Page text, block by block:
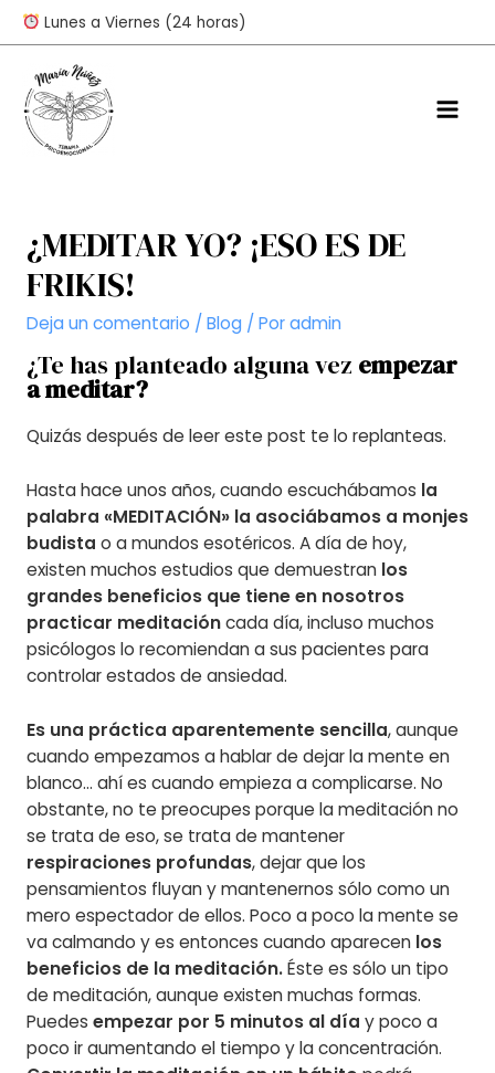
contenido
Lunes a Viernes (24 horas)
¿MEDITAR YO? ¡ESO ES DE
FRIKIS!
Deja un comentario / Blog / Poradmin
¿Te has planteado alguna vez empezar
a meditar?
Quizás después de leer este post te lo replanteas.
Hasta hace unos años, cuando escuchábamos la
palabra «MEDITACIÓN» la asociábamos a monjes
budista o a mundos esotéricos. A día de hoy,
existen muchos estudios que demuestranlos
grandes beneficios que tiene en nosotros
practicar meditacióncada día, incluso muchos
psicólogos lo recomiendan a sus pacientes para
controlar estados de ansiedad.
Es una práctica aparentemente sencilla, aunque
cuando empezamos a hablar de dejar la mente en
blanco… ahí es cuando empieza a complicarse. No
obstante, no te preocupes porque la meditación no
se trata de eso, se trata de mantener
respiraciones profundas, dejar que los
pensamientos fluyan y mantenernos sólo como un
mero espectador de ellos. Poco a poco la mente se
va calmando y es entonces cuando aparecen los
beneficios de la meditación.Éste es sólo un tipo
de meditación, aunque existen muchas formas.
Puedes empezar por 5 minutos al día y poco a
poco ir aumentando el tiempo y la concentración.